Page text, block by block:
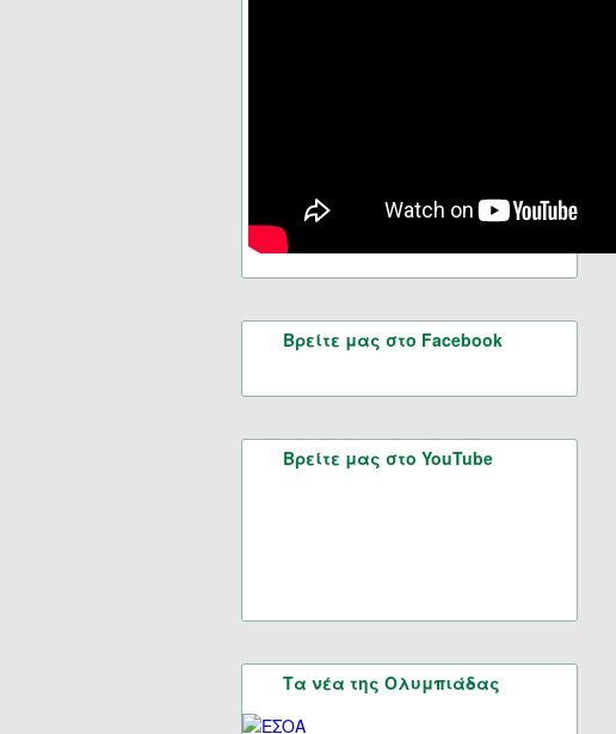
Βρείτε μας στο Facebook
Βρείτε μας στο YouTube
Τα νέα της Ολυμπιάδας